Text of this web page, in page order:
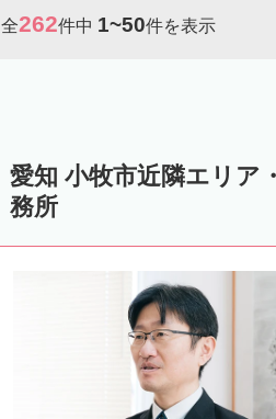
全262件中 1~50件を表示
愛知 小牧市近隣エリア
務所